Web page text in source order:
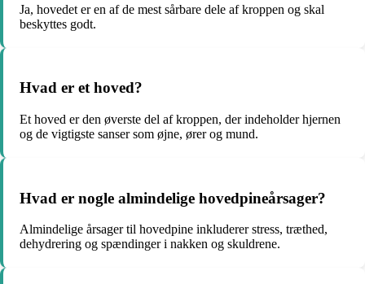
Ja, hovedet er en af ​​de mest sårbare dele af kroppen og skal
beskyttes godt.
Hvad er et hoved?
Et hoved er den øverste del af kroppen, der indeholder hjernen
og de vigtigste sanser som øjne, ører og mund.
Hvad er nogle almindelige hovedpineårsager?
Almindelige årsager til hovedpine inkluderer stress, træthed,
dehydrering og spændinger i nakken og skuldrene.